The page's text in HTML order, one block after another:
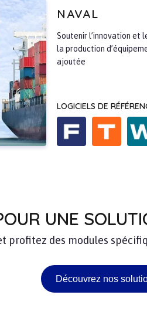
NAVAL
Soutenir l’innovation et
la production
ajoutée
LOGICIELS DE
UNE
profitez des modules
Découvrez nos